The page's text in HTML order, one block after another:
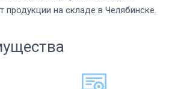
продукции на складе в Челябинске.